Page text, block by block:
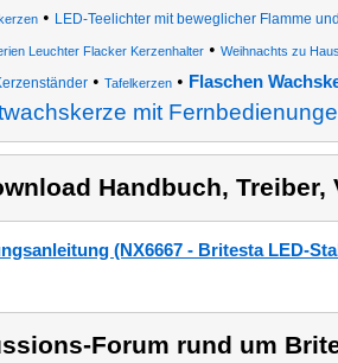
• LED-Teelichter mit beweglicher Flamme
Leuchter Flacker Kerzenhalter • Weihnachts zu
• Tafelkerzen • Flaschen
mit
Handbuch, Treiber,
(NX6667 - Britesta LED-
Forum rund um